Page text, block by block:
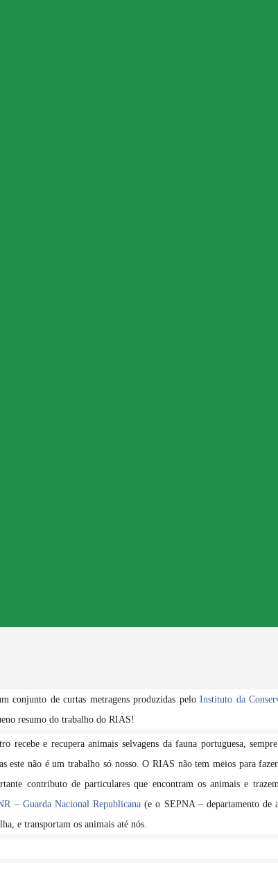
conjunto de curtas metragens produzidas pelo Instituto da
resumo do trabalho do RIAS!
recebe e recupera animais selvagens da fauna portuguesa,
este não é um trabalho só nosso. O RIAS não tem meios para
contributo de particulares que encontram os animais e
– Guarda Nacional Republicana (e o SEPNA – departamento de
e transportam os animais até nós.